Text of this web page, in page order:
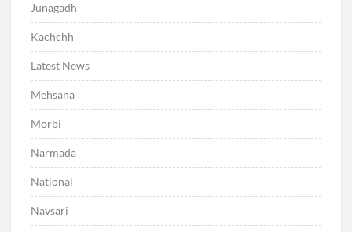
Junagadh
Kachchh
Latest News
Mehsana
Morbi
Narmada
National
Navsari